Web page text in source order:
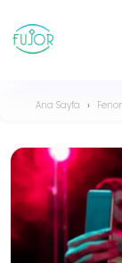
Ana Sayfa